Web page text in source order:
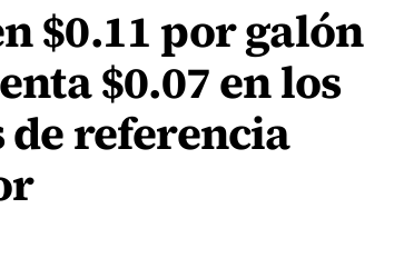
$0.11 por galón
$0.07 en los
de referencia